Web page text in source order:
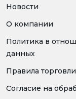
Новости
О компании
Политика в
данных
Правила торговли
Согласие на